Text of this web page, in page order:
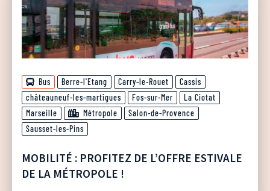
Bus Berre-l'Etang Carry-le-Rouet
Cassis
châteauneuf-les-martigues
Fos-sur-Mer
La Ciotat
Marseille
Métropole
Salon-de-Provence
Sausset-les-Pins
MOBILITÉ : PROFITEZ DE L’OFFRE ESTIVALE
DE LA MÉTROPOLE !